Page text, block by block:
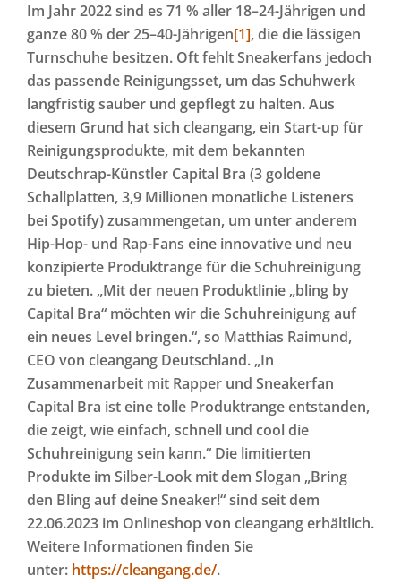
Im Jahr 2022 sind es 71 % aller 18–24-Jährigen und
ganze 80 % der 25–40-Jährigen[1], die die lässigen
Turnschuhe besitzen. Oft fehlt Sneakerfans jedoch
das passende Reinigungsset, um das Schuhwerk
langfristig sauber und gepflegt zu halten. Aus
diesem Grund hat sich cleangang, ein Start-up für
Reinigungsprodukte, mit dem bekannten
Deutschrap-Künstler Capital Bra (3 goldene
Schallplatten, 3,9 Millionen monatliche Listeners
bei Spotify) zusammengetan, um unter anderem
Hip-Hop- und Rap-Fans eine innovative und neu
konzipierte Produktrange für die Schuhreinigung
zu bieten. „Mit der neuen Produktlinie „bling by
Capital Bra“ möchten wir die Schuhreinigung auf
ein neues Level bringen.“, so Matthias Raimund,
CEO von cleangang Deutschland. „In
Zusammenarbeit mit Rapper und Sneakerfan
Capital Bra ist eine tolle Produktrange entstanden,
die zeigt, wie einfach, schnell und cool die
Schuhreinigung sein kann.“ Die limitierten
Produkte im Silber-Look mit dem Slogan „Bring
den Bling auf deine Sneaker!“ sind seit dem
22.06.2023 im Onlineshop von cleangang erhältlich.
Weitere Informationen finden Sie
unter: https://cleangang.de/.